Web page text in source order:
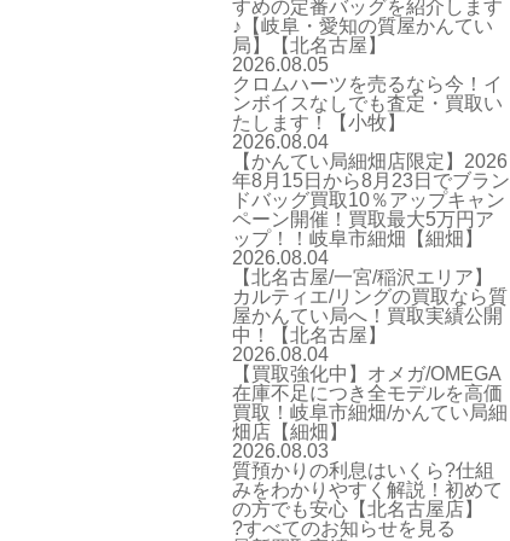
すめの定番バッグを紹介します
♪【岐阜・愛知の質屋かんてい
局】【北名古屋】
2026.08.05
クロムハーツを売るなら今！イ
ンボイスなしでも査定・買取い
たします！【小牧】
2026.08.04
【かんてい局細畑店限定】2026
年8月15日から8月23日でブラン
ドバッグ買取10％アップキャン
ペーン開催！買取最大5万円ア
ップ！！岐阜市細畑【細畑】
2026.08.04
【北名古屋/一宮/稲沢エリア】
カルティエ/リングの買取なら質
屋かんてい局へ！買取実績公開
中！【北名古屋】
2026.08.04
【買取強化中】オメガ/OMEGA
在庫不足につき全モデルを高価
買取！岐阜市細畑/かんてい局細
畑店【細畑】
2026.08.03
質預かりの利息はいくら?仕組
みをわかりやすく解説！初めて
の方でも安心【北名古屋店】
?すべてのお知らせを見る